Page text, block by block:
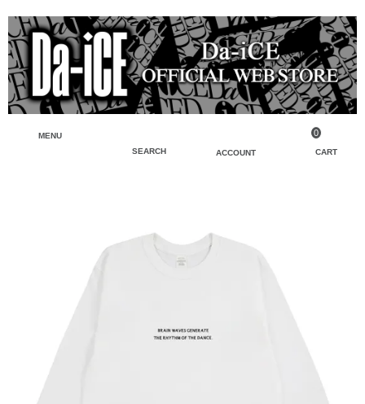
MENU
SEARCH
ACCOUNT CART
0
Tシャツ・シャツ
パーカー・スウェット・ブルゾン